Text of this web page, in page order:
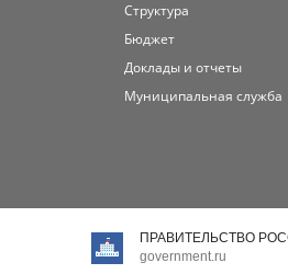
Структура
Бюджет
Доклады и отчеты
Муниципальная служба
ПРАВИТЕЛЬСТВО
government.ru